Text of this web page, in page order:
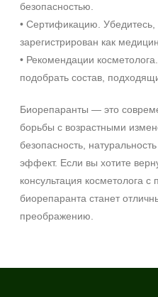
безопасностью.
• Сертификацию. Убедитесь,
зарегистрирован как
• Рекомендации
подобрать состав,
Биорепаранты — это
борьбы с возрастными
безопасность,
эффект. Если вы хотите
консультация косметолога
биорепаранта станет
преображению.